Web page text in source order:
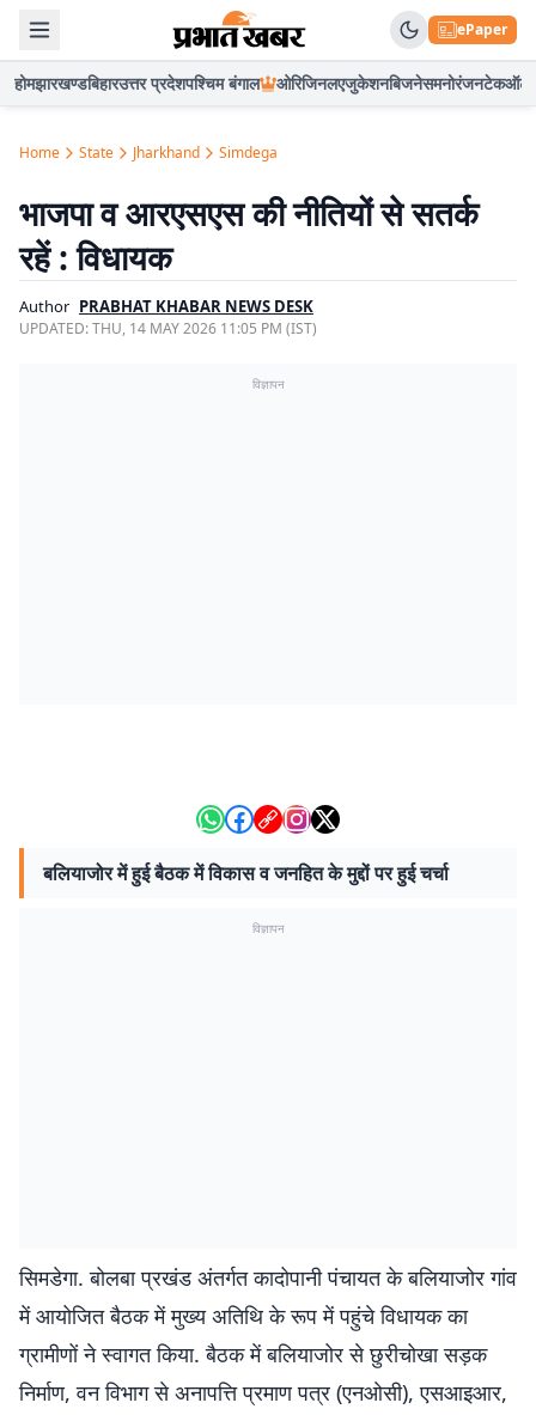
ePaper
होमझारखण्डबिहारउत्तर प्रदेशपश्चिम बंगाल ओरिजिनलएजुकेशनबिजनेसमनोरंजनटेकऑटो
Home State Jharkhand Simdega
भाजपा व आरएसएस की नीतियों से सतर्क
रहें : विधायक
Author PRABHAT KHABAR NEWS DESK
UPDATED:THU, 14 MAY 2026 11:05 PM (IST)
विज्ञापन
बलियाजोर में हुई बैठक में विकास व जनहित के मुद्दों पर हुई चर्चा
विज्ञापन
सिमडेगा. बोलबा प्रखंड अंतर्गत कादोपानी पंचायत के बलियाजोर गांव
में आयोजित बैठक में मुख्य अतिथि के रूप में पहुंचे विधायक का
ग्रामीणों ने स्वागत किया. बैठक में बलियाजोर से छुरीचोखा सड़क
निर्माण, वन विभाग से अनापत्ति प्रमाण पत्र (एनओसी), एसआइआर,